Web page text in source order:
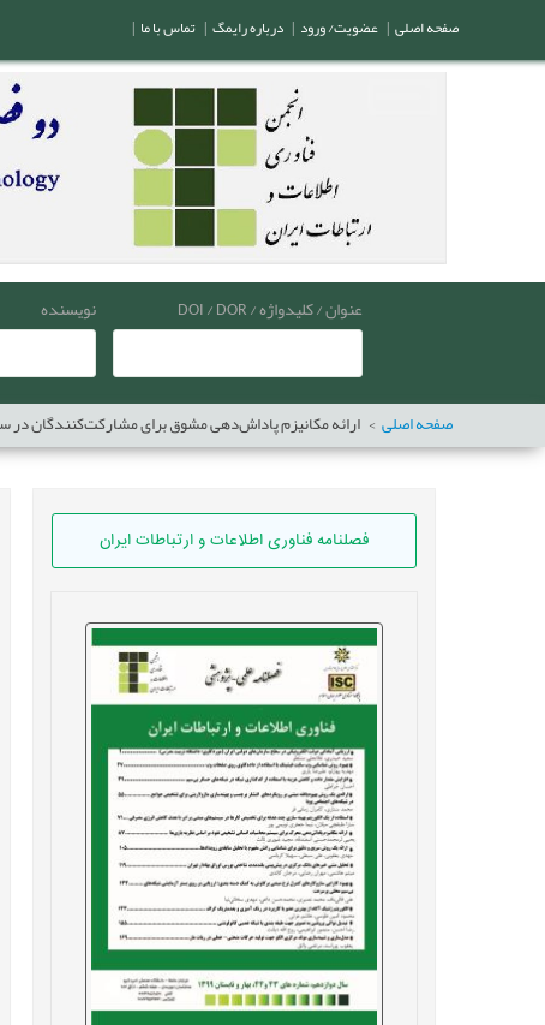
عنوان / کلیدواژه / DOI / DOR نویسنده
صفحه اصلی ارائه مکانیزم پاداش‌دهی مشوق برای مشارکت‌کنندگان
فصلنامه فناوری اطلاعات و ارتباطات ایران
صفحه اصلی | عضویت/ ورود | درباره رایمگ | تماس با ما |